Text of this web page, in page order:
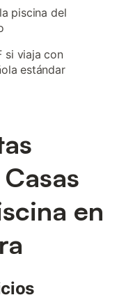
piscina del
si viaja con
estándar
en